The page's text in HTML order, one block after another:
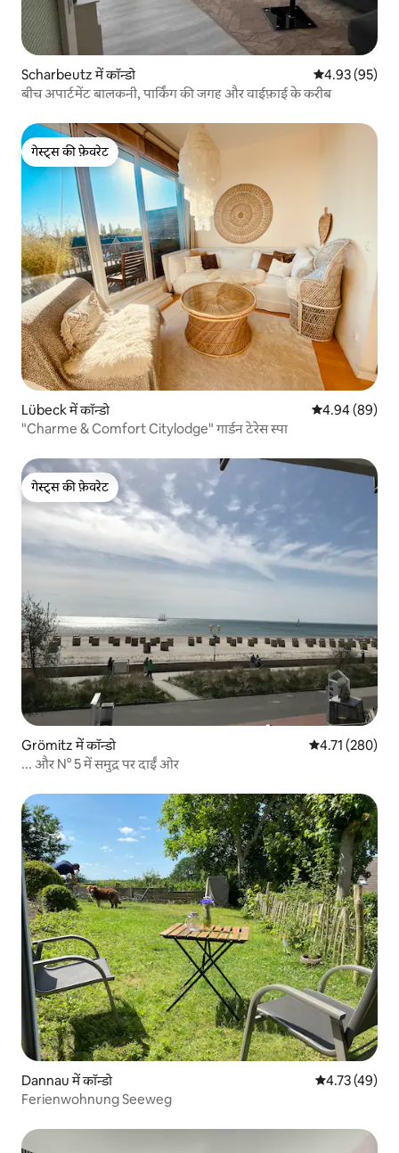
Scharbeutz में कॉन्डो औसत रेटिंग 5 में
4.93 (95)
बीच अपार्टमेंट बालकनी, पार्किंग की जगह और वाईफ़ाई के करीब
गेस्ट्स की फ़ेवरेट
गेस्ट्स की फ़ेवरेट
Lübeck में कॉन्डो औसत रेटिंग 5 में
4.94 (89)
"Charme & Comfort Citylodge" गार्डन टेरेस स्पा
गेस्ट्स की फ़ेवरेट
गेस्ट्स की फ़ेवरेट
Grömitz में कॉन्डो औसत रेटिंग 5 में से
4.71 (280)
... और N° 5 में समुद्र पर दाईं ओर
Dannau में कॉन्डो औसत रेटिंग 5 में
4.73 (49)
Ferienwohnung Seeweg